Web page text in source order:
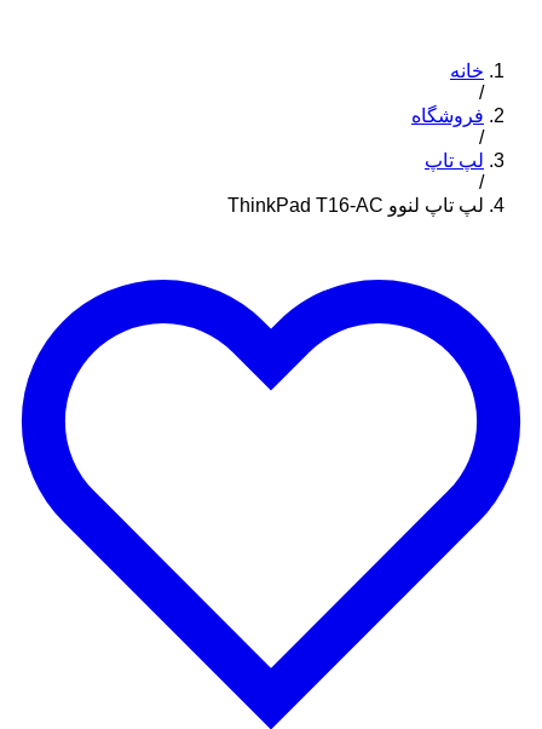
خانه
/
فروشگاه
/
لپ تاپ
/
لپ تاپ لنوو ThinkPad T16-AC